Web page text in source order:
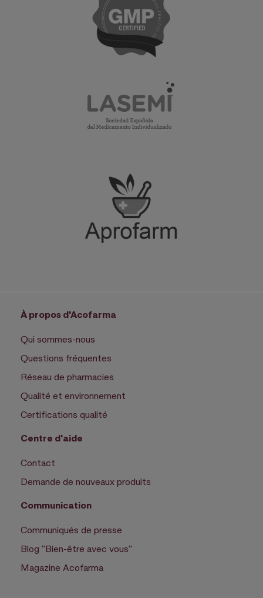
À propos d'Acofarma
Qui sommes-nous
Questions fréquentes
Réseau de pharmacies
Qualité et environnement
Certifications qualité
Centre d'aide
Contact
Demande de nouveaux produits
Communication
Communiqués de presse
Blog "Bien-être avec vous"
Magazine Acofarma